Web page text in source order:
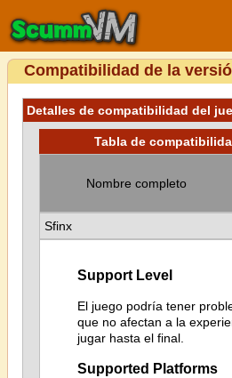
Compatibilidad de la
Detalles de compatibilidad del
Tabla de
Nombre completo
Sfinx
Support Level
El juego podría tener
que no afectan a la
jugar hasta el final.
Supported Platforms